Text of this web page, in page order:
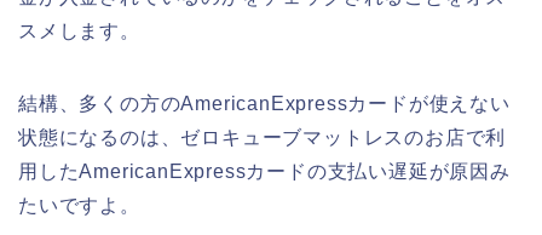
スメします。
結構、多くの方のAmericanExpressカードが使えない
状態になるのは、ゼロキューブマットレスのお店で利
用したAmericanExpressカードの支払い遅延が原因み
たいですよ。